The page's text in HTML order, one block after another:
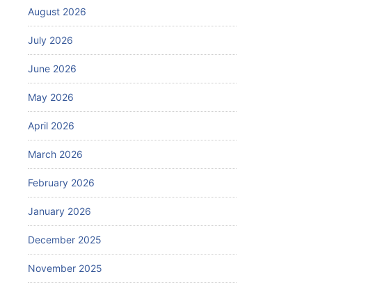
August 2026
July 2026
June 2026
May 2026
April 2026
March 2026
February 2026
January 2026
December 2025
November 2025